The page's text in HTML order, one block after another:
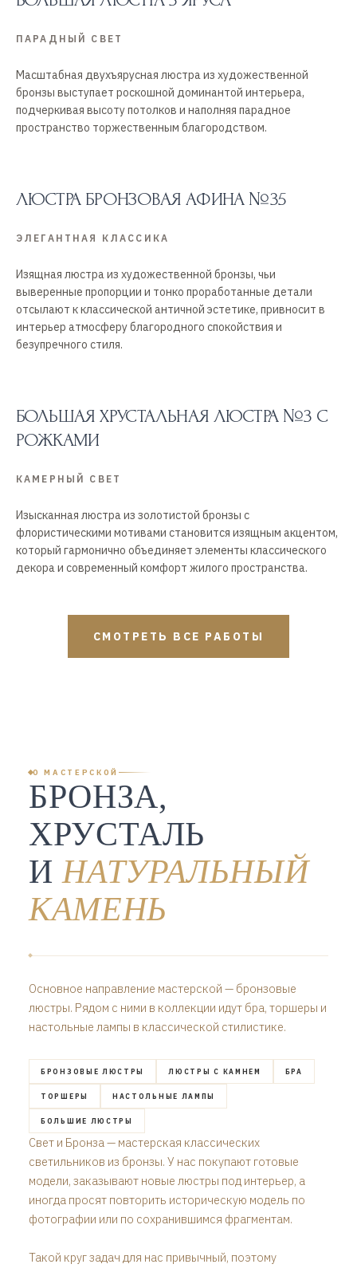
ПАРАДНЫЙ СВЕТ
Масштабная двухъярусная люстра из художественной
бронзы выступает роскошной доминантой интерьера,
подчеркивая высоту потолков и наполняя парадное
пространство торжественным благородством.
ЛЮСТРА БРОНЗОВАЯ АФИНА №35
ЭЛЕГАНТНАЯ КЛАССИКА
Изящная люстра из художественной бронзы, чьи
выверенные пропорции и тонко проработанные детали
отсылают к классической античной эстетике, привносит в
интерьер атмосферу благородного спокойствия и
безупречного стиля.
БОЛЬШАЯ ХРУСТАЛЬНАЯ ЛЮСТРА №3 С
РОЖКАМИ
КАМЕРНЫЙ СВЕТ
Изысканная люстра из золотистой бронзы с
флористическими мотивами становится изящным акцентом,
который гармонично объединяет элементы классического
декора и современный комфорт жилого пространства.
СМОТРЕТЬ ВСЕ РАБОТЫ
О МАСТЕРСКОЙ
БРОНЗА,
ХРУСТАЛЬ
ИНАТУРАЛЬНЫЙ
КАМЕНЬ
Основное направление мастерской — бронзовые
люстры. Рядом с ними в коллекции идут бра, торшеры и
настольные лампы в классической стилистике.
БРОНЗОВЫЕ ЛЮСТРЫ ЛЮСТРЫ С КАМНЕМ БРА
ТОРШЕРЫ НАСТОЛЬНЫЕ ЛАМПЫ
БОЛЬШИЕ ЛЮСТРЫ
Свет и Бронза — мастерская классических
светильников из бронзы. У нас покупают готовые
модели, заказывают новые люстры под интерьер, а
иногда просят повторить историческую модель по
фотографии или по сохранившимся фрагментам.
Такой круг задач для нас привычный, поэтому